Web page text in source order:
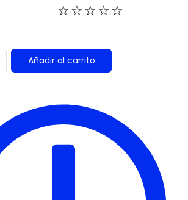
☆ ☆ ☆ ☆ ☆
Añadir al carrito